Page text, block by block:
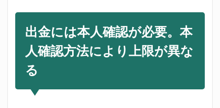
本人
確認
5.2
へ出
金す
出金には本人確認が必要。本
人確認方法により上限が異な
る